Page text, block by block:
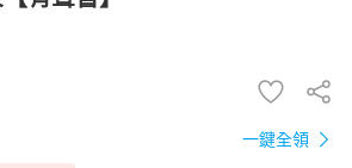
一鍵全領